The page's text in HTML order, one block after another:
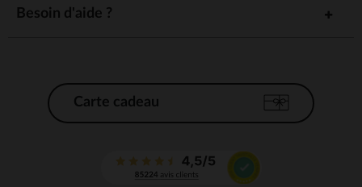
Besoin d'aide ?
Carte cadeau